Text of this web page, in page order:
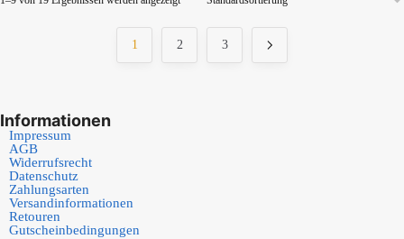
1 2 3
Informationen
Impressum
AGB
Widerrufsrecht
Datenschutz
Zahlungsarten
Versandinformationen
Retouren
Gutscheinbedingungen